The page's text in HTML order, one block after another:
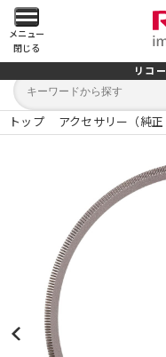
メ
イ
ン
メ
メニュー
閉じる
リコ
キ
ワ
ー
トップ アクセサリー（純正